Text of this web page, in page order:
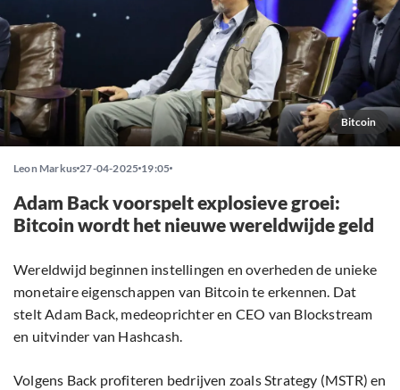
Bitcoin
Leon Markus 27-04-2025 19:05
Adam Back voorspelt explosieve groei:
Bitcoin wordt het nieuwe wereldwijde geld
Wereldwijd beginnen instellingen en overheden de unieke
monetaire eigenschappen van Bitcoin te erkennen. Dat
stelt Adam Back, medeoprichter en CEO van Blockstream
en uitvinder van Hashcash.
Volgens Back profiteren bedrijven zoals Strategy (MSTR) en